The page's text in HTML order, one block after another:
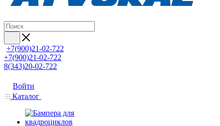
+7(900)21-02-722
+7(900)21-02-722
8(343)20-02-722
Войти
Каталог